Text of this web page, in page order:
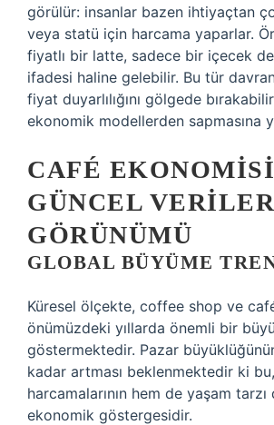
görülür: insanlar bazen ihtiyaçtan
veya statü için harcama yaparlar.
fiyatlı bir latte, sadece bir içecek
ifadesi haline gelebilir. Bu tür
fiyat duyarlılığını gölgede
ekonomik modellerden sapmasına
CAFÉ
GÜNCEL
GÖRÜNÜMÜ
GLOBAL BÜYÜME
Küresel ölçekte, coffee shop ve
önümüzdeki yıllarda önemli bir
göstermektedir. Pazar
kadar artması beklenmektedir ki
harcamalarının hem de yaşam
ekonomik göstergesidir.